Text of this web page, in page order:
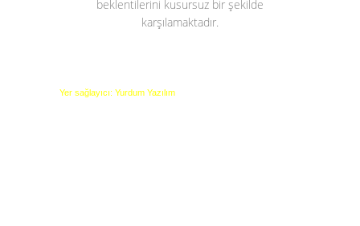
beklentilerini kusursuz bir şekilde
karşılamaktadır.
Yer sağlayıcı: Yurdum Yazılım